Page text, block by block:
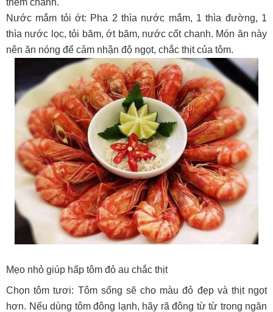
thêm chanh.
Nước mắm tỏi ớt: Pha 2 thìa nước mắm, 1 thìa đường, 1
thìa nước lọc, tỏi băm, ớt băm, nước cốt chanh. Món ăn này
nên ăn nóng để cảm nhận độ ngọt, chắc thịt của tôm.
Mẹo nhỏ giúp hấp tôm đỏ au chắc thịt
Chọn tôm tươi: Tôm sống sẽ cho màu đỏ đẹp và thịt ngọt
hơn. Nếu dùng tôm đông lạnh, hãy rã đông từ từ trong ngăn